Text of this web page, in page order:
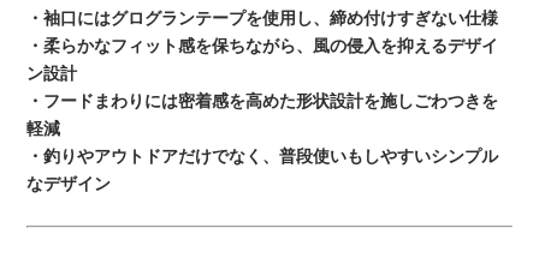
・袖口にはグログランテープを使用し、締め付けすぎない仕様
・柔らかなフィット感を保ちながら、風の侵入を抑えるデザイ
ン設計
・フードまわりには密着感を高めた形状設計を施しごわつきを
軽減
・釣りやアウトドアだけでなく、普段使いもしやすいシンプル
なデザイン